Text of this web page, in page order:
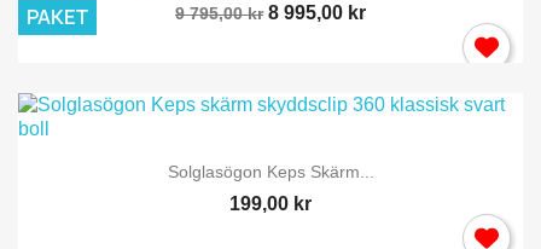
9 795,00 kr 8 995,00 kr
PAKET
Solglasögon Keps Skärm...
199,00 kr